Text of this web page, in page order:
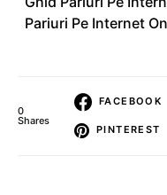
Pariuri Pe Internet
0
Shares
FACEBOOK
PINTEREST